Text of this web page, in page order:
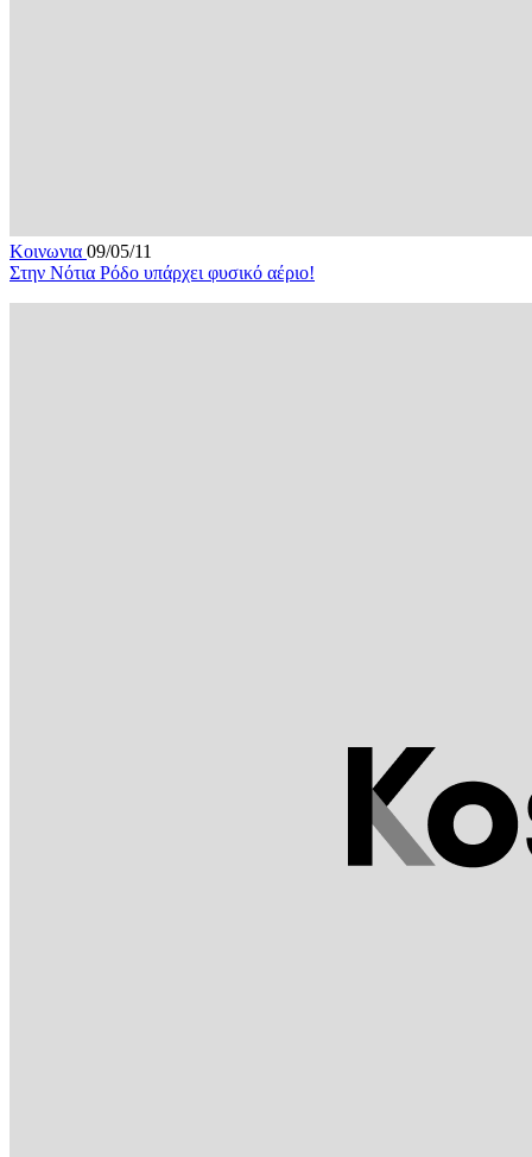
Κοινωνια 09/05/11
Στην Νότια Ρόδο υπάρχει φυσικό αέριο!